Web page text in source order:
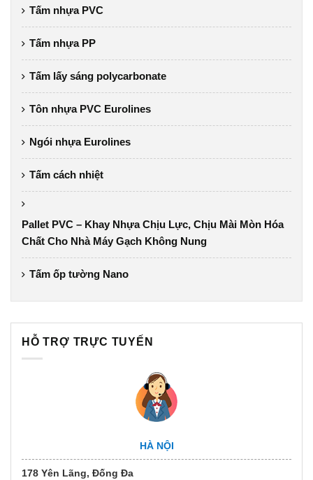
Tấm nhựa PVC
Tấm nhựa PP
Tấm lấy sáng polycarbonate
Tôn nhựa PVC Eurolines
Ngói nhựa Eurolines
Tấm cách nhiệt
Pallet PVC – Khay Nhựa Chịu Lực, Chịu Mài Mòn Hóa
Chất Cho Nhà Máy Gạch Không Nung
Tấm ốp tường Nano
HỖ TRỢ TRỰC TUYẾN
HÀ NỘI
178 Yên Lãng, Đống Đa